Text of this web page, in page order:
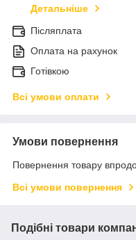
Детальніше
Післяплата
Оплата на рахунок
Готівкою
Всі умови оплати
Умови повернення
Повернення товару
Всі умови повернення
Подібні товари